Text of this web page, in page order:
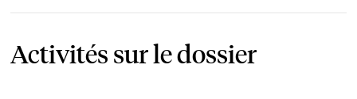
Activités sur le dossier